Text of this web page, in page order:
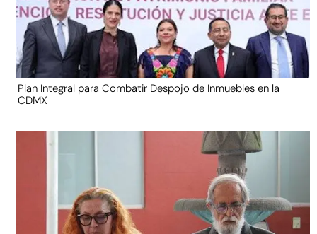
Plan Integral para Combatir Despojo de Inmuebles en la
CDMX